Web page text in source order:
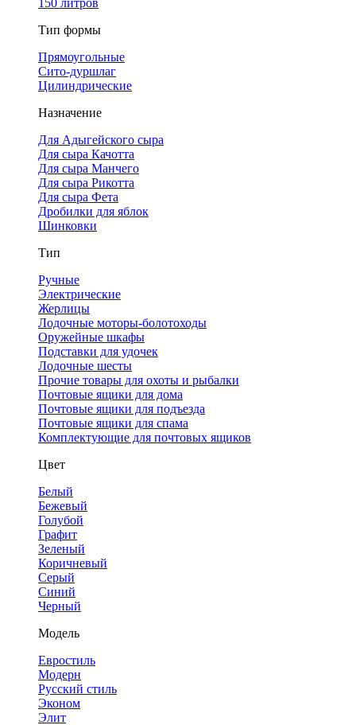
150 литров
Тип формы
Прямоугольные
Сито-дуршлаг
Цилиндрические
Назначение
Для Адыгейского сыра
Для сыра Качотта
Для сыра Манчего
Для сыра Рикотта
Для сыра Фета
Дробилки для яблок
Шинковки
Тип
Ручные
Электрические
Жерлицы
Лодочные моторы-болотоходы
Оружейные шкафы
Подставки для удочек
Лодочные шесты
Прочие товары для охоты и рыбалки
Почтовые ящики для дома
Почтовые ящики для подъезда
Почтовые ящики для спама
Комплектующие для почтовых ящиков
Цвет
Белый
Бежевый
Голубой
Графит
Зеленый
Коричневый
Серый
Синий
Черный
Модель
Евростиль
Модерн
Русский стиль
Эконом
Элит